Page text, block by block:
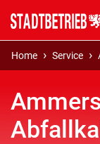
Home Service